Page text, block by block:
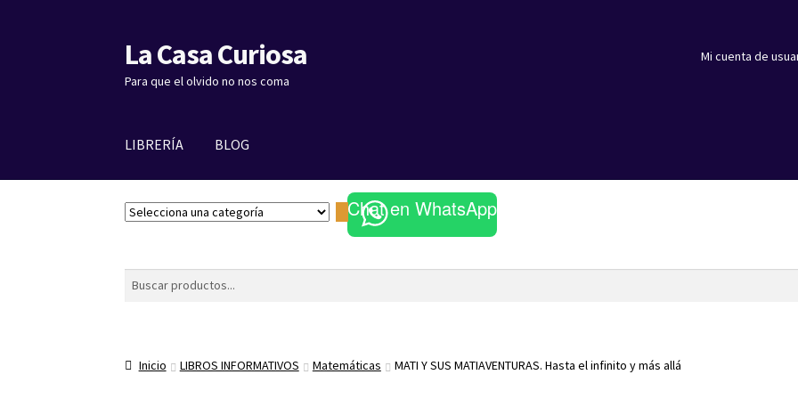
Ir
a
la
Ir
al
contenido
La Casa Curiosa
Para que el olvido no nos coma
Mi cuenta de
LIBRERÍA BLOG
S
e
n
Chat en WhatsApp
Buscar
Inicio LIBROS INFORMATIVOS Matemáticas MATI Y SUS MATIAVENTURAS. Hasta el infinito y más allá